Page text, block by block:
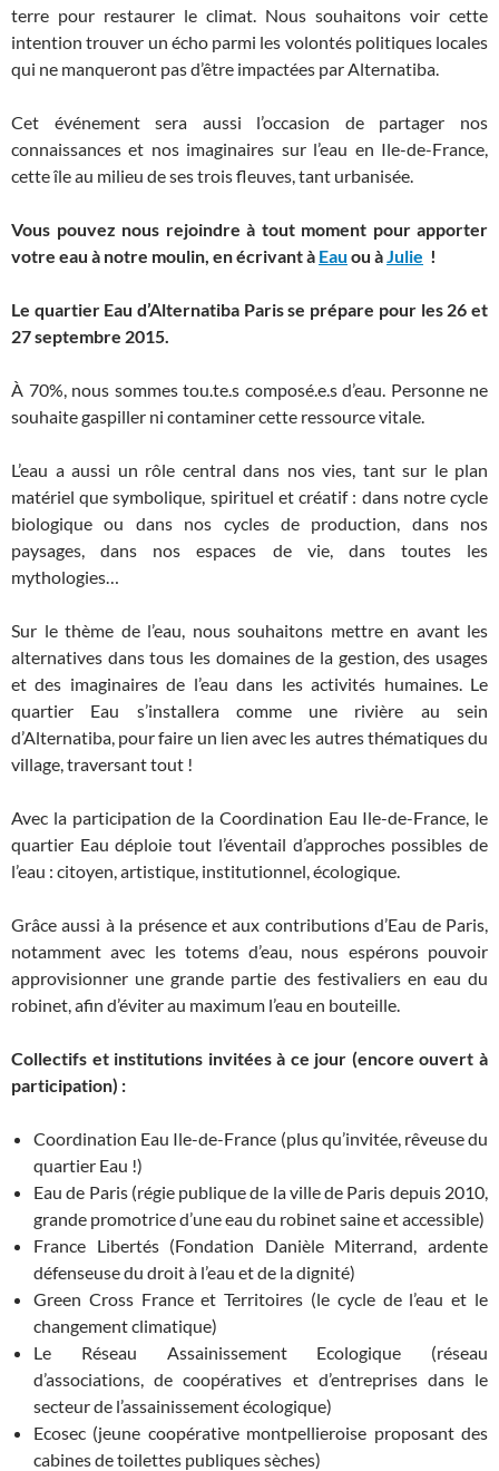
terre pour restaurer le climat. Nous souhaitons voir cette
intention trouver un écho parmi les volontés politiques locales
qui ne manqueront pas d’être impactées par Alternatiba.
Cet événement sera aussi l’occasion de partager nos
connaissances et nos imaginaires sur l’eau en Ile-de-France,
cette île au milieu de ses trois fleuves, tant urbanisée.
Vous pouvez nous rejoindre à tout moment pour apporter
votre eau à notre moulin, en écrivant à Eau ou àJulie !
Le quartier Eau d’Alternatiba Paris se prépare pour les 26 et
27 septembre 2015.
À 70%, nous sommes tou.te.s composé.e.s d’eau. Personne ne
souhaite gaspiller ni contaminer cette ressource vitale.
L’eau a aussi un rôle central dans nos vies, tant sur le plan
matériel que symbolique, spirituel et créatif : dans notre cycle
biologique ou dans nos cycles de production, dans nos
paysages, dans nos espaces de vie, dans toutes les
mythologies…
Sur le thème de l’eau, nous souhaitons mettre en avant les
alternatives dans tous les domaines de la gestion, des usages
et des imaginaires de l’eau dans les activités humaines. Le
quartier Eau s’installera comme une rivière au sein
d’Alternatiba, pour faire un lien avec les autres thématiques du
village, traversant tout !
Avec la participation de la Coordination Eau Ile-de-France, le
quartier Eau déploie tout l’éventail d’approches possibles de
l’eau : citoyen, artistique, institutionnel, écologique.
Grâce aussi à la présence et aux contributions d’Eau de Paris,
notamment avec les totems d’eau, nous espérons pouvoir
approvisionner une grande partie des festivaliers en eau du
robinet, afin d’éviter au maximum l’eau en bouteille.
Collectifs et institutions invitées à ce jour (encore ouvert à
participation) :
Coordination Eau Ile-de-France (plus qu’invitée, rêveuse du
quartier Eau !)
Eau de Paris (régie publique de la ville de Paris depuis 2010,
grande promotrice d’une eau du robinet saine et accessible)
France Libertés (Fondation Danièle Miterrand, ardente
défenseuse du droit à l’eau et de la dignité)
Green Cross France et Territoires (le cycle de l’eau et le
changement climatique)
Le Réseau Assainissement Ecologique (réseau
d’associations, de coopératives et d’entreprises dans le
secteur de l’assainissement écologique)
Ecosec (jeune coopérative montpellieroise proposant des
cabines de toilettes publiques sèches)